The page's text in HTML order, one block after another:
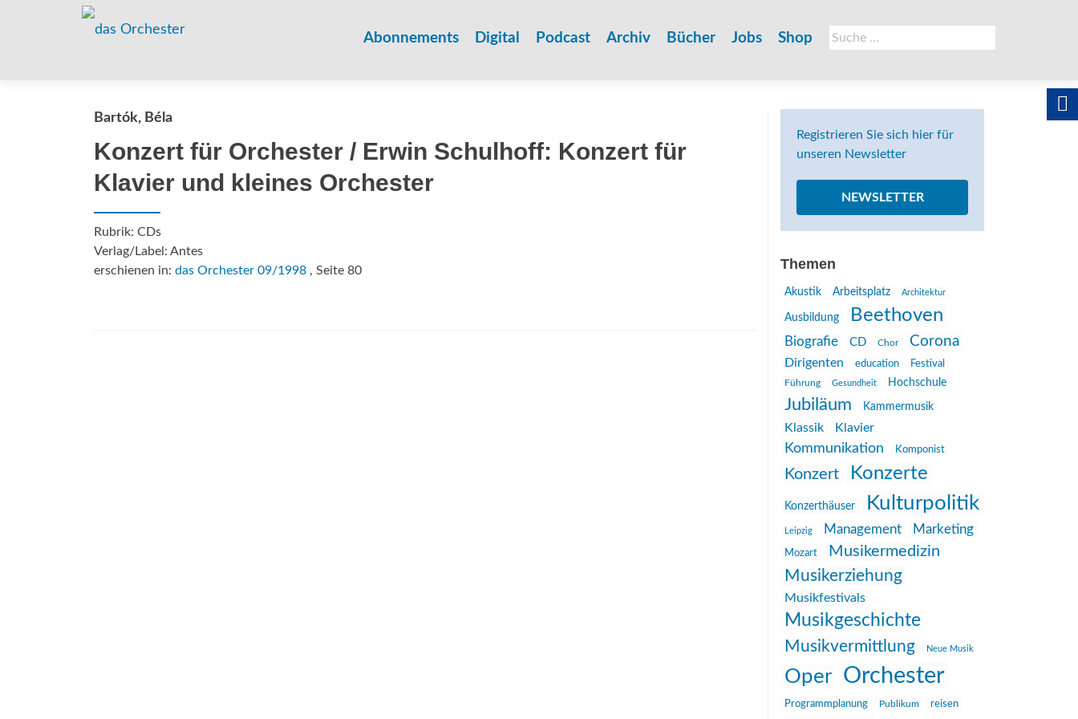
Suche
nach:
Abonnements Digital Podcast Archiv Bücher Jobs Shop
Bartók, Béla
Konzert für Orchester / Erwin Schulhoff: Konzert für
Klavier und kleines Orchester
Rubrik: CDs
Verlag/Label: Antes
erschienen in: das Orchester 09/1998 , Seite 80
Registrieren Sie sich hier für
unseren Newsletter
NEWSLETTER
Themen
Akustik Arbeitsplatz Architektur
Ausbildung Beethoven
Biografie CD Chor Corona
Dirigenten education
Festival
Führung
Gesundheit Hochschule
Jubiläum Kammermusik
Klassik Klavier
Kommunikation Komponist
Konzert Konzerte
Konzerthäuser Kulturpolitik
Leipzig Management Marketing
Mozart Musikermedizin
Musikerziehung
Musikfestivals
Musikgeschichte
Musikvermittlung Neue Musik
Oper Orchester
Programmplanung Publikum reisen